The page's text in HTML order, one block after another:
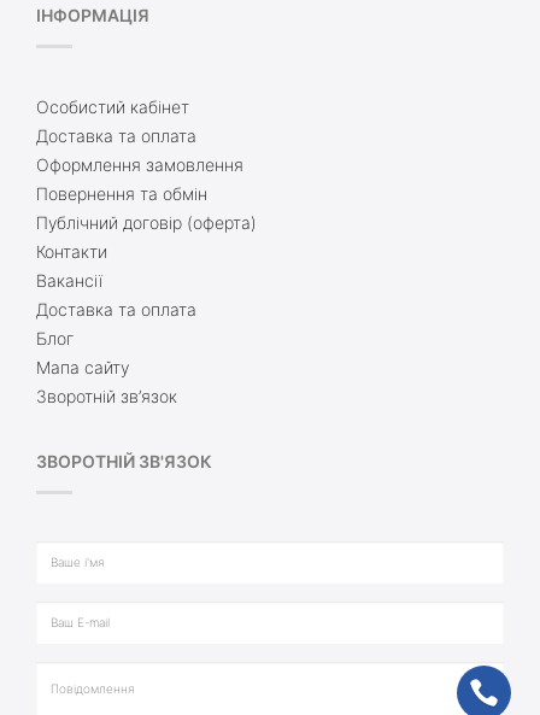
ІНФОРМАЦІЯ
Особистий кабінет
Доставка та оплата
Оформлення замовлення
Повернення та обмін
Публічний договір (оферта)
Контакти
Вакансії
Доставка та оплата
Блог
Мапа сайту
Зворотній зв’язок
ЗВОРОТНІЙ ЗВ'ЯЗОК
ph